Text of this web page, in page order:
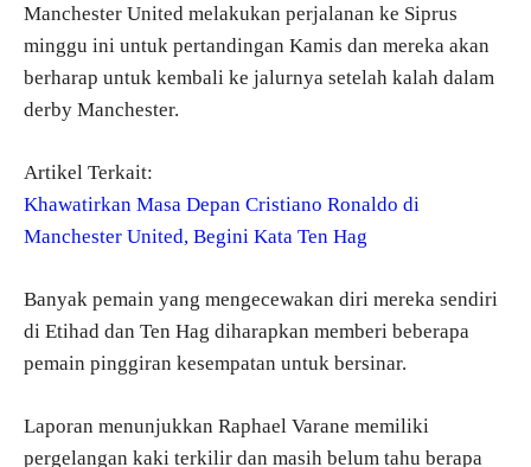
Manchester United melakukan perjalanan ke Siprus
minggu ini untuk pertandingan Kamis dan mereka akan
berharap untuk kembali ke jalurnya setelah kalah dalam
derby Manchester.
Artikel Terkait:
Khawatirkan Masa Depan Cristiano Ronaldo di
Manchester United, Begini Kata Ten Hag
Banyak pemain yang mengecewakan diri mereka sendiri
di Etihad dan Ten Hag diharapkan memberi beberapa
pemain pinggiran kesempatan untuk bersinar.
Laporan menunjukkan Raphael Varane memiliki
pergelangan kaki terkilir dan masih belum tahu berapa